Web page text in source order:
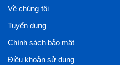
Về chúng tôi
Tuyển dụng
Chính sách bảo mật
Điều khoản sử dụng